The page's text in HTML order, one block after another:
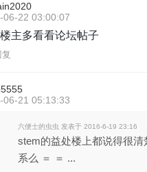
06-22 03:00:07
主多看看论坛帖子
复
06-21 05:13:33
六便士的虫虫 发表于 2016-6-19 23:16
stem的益处楼上都说得很
系么 ＝ ＝ ...